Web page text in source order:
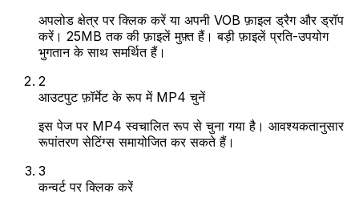
अपलोड क्षेत्र पर क्लिक करें या अपनी VOB फ़ाइल ड्रैग और ड्रॉप
करें। 25MB तक की फ़ाइलें मुफ़्त हैं। बड़ी फ़ाइलें प्रति-उपयोग
भुगतान के साथ समर्थित हैं।
2
आउटपुट फ़ॉर्मेट के रूप में MP4 चुनें
इस पेज पर MP4 स्वचालित रूप से चुना गया है। आवश्यकतानुसार
रूपांतरण सेटिंग्स समायोजित कर सकते हैं।
3
कन्वर्ट पर क्लिक करें